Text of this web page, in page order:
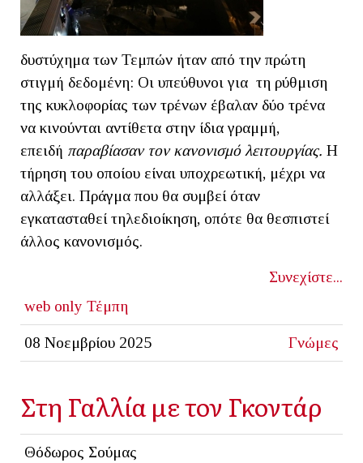
δυστύχημα των Τεμπών ήταν από την πρώτη
στιγμή δεδομένη: Οι υπεύθυνοι για τη ρύθμιση
της κυκλοφορίας των τρένων έβαλαν δύο τρένα
να κινούνται αντίθετα στην ίδια γραμμή,
επειδή παραβίασαν τον κανονισμό λειτουργίας. Η
τήρηση του οποίου είναι υποχρεωτική, μέχρι να
αλλάξει. Πράγμα που θα συμβεί όταν
εγκατασταθεί τηλεδιοίκηση, οπότε θα θεσπιστεί
άλλος κανονισμός.
Συνεχίστε...
web only Τέμπη
08 Νοεμβρίου 2025 Γνώμες
Στη Γαλλία με τον Γκοντάρ
Θόδωρος Σούμας